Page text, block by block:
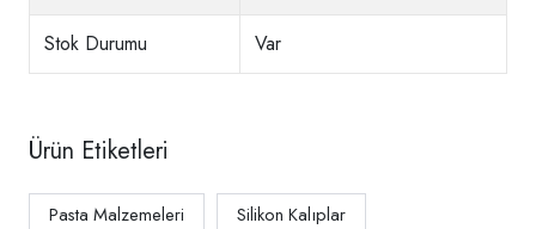
Stok Durumu Var
Ürün Etiketleri
Pasta Malzemeleri Silikon Kalıplar